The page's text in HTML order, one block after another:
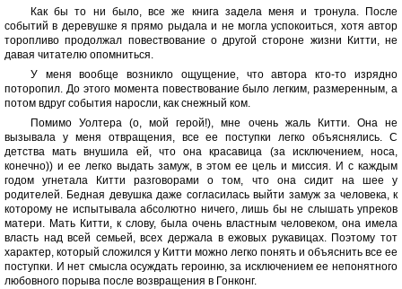
Как бы то ни было, все же книга задела меня и тронула. После
событий в деревушке я прямо рыдала и не могла успокоиться, хотя автор
торопливо продолжал повествование о другой стороне жизни Китти, не
давая читателю опомниться.
У меня вообще возникло ощущение, что автора кто-то изрядно
поторопил. До этого момента повествование было легким, размеренным, а
потом вдруг события наросли, как снежный ком.
Помимо Уолтера (о, мой герой!), мне очень жаль Китти. Она не
вызывала у меня отвращения, все ее поступки легко объяснялись. С
детства мать внушила ей, что она красавица (за исключением, носа,
конечно)) и ее легко выдать замуж, в этом ее цель и миссия. И с каждым
годом угнетала Китти разговорами о том, что она сидит на шее у
родителей. Бедная девушка даже согласилась выйти замуж за человека, к
которому не испытывала абсолютно ничего, лишь бы не слышать упреков
матери. Мать Китти, к слову, была очень властным человеком, она имела
власть над всей семьей, всех держала в ежовых рукавицах. Поэтому тот
характер, который сложился у Китти можно легко понять и объяснить все ее
поступки. И нет смысла осуждать героиню, за исключением ее непонятного
любовного порыва после возвращения в Гонконг.